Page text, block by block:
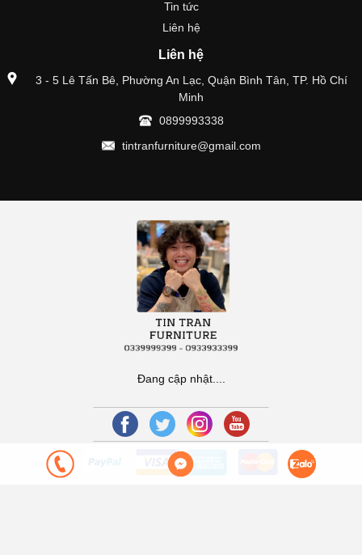
Tin tức
Liên hệ
Liên hệ
3 - 5 Lê Tấn Bê, Phường An Lạc, Quận Bình Tân, TP. Hồ Chí
Minh
0899993338
tintranfurniture@gmail.com
Đang cập nhật....